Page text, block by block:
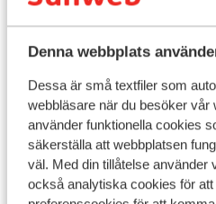
Denna webbplats
Dessa är små textfiler som
webbläsare när du besöker vår
använder funktionella cookies
säkerställa att webbplatsen
väl. Med din tillåtelse använder
också analytiska cookies för
Anonym
Grupp
Visa alla 3
Läge